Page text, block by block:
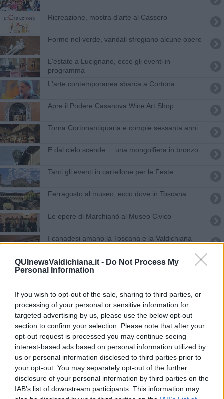
QUInewsValdichiana.it - Do Not Process My
Personal Information
If you wish to opt-out of the sale, sharing to third parties, or
processing of your personal or sensitive information for
targeted advertising by us, please use the below opt-out
section to confirm your selection. Please note that after your
opt-out request is processed you may continue seeing
interest-based ads based on personal information utilized by
us or personal information disclosed to third parties prior to
your opt-out. You may separately opt-out of the further
disclosure of your personal information by third parties on the
IAB’s list of downstream participants. This information may
Ricreazione, mostra d’arte al Cassero
Forme nel verde, vandali sfregiano alcune opere
L'estate a Lucignano, ecco gli eventi in
programma
L'arte contemporanea sbarca a Cortona
Apre il Podere Casanova Wine Art Shop
Torna Cortonantiquaria e compie sessanta anni
E dal cielo scende ... una mongolfiera in bronzo
Tanti gli eventi in cartellone per le Feste
Ferragosto al museo, ecco dove in Toscana
Le opere di Marchianò al Museo Civico
I canadesi amano la Toscana e la Valdichiana
Natura e tecnologia, 41° Cantiere Internazionale
Sbandieratori castiglionesi in udienza dal Papa
Festa di carnevale per adulti e bambini
David Booker in mostra a Palazzo de Vegni
Inaugurata la Sala Beccafumi
A Palazzo Casali la mostra di Sara Lovari